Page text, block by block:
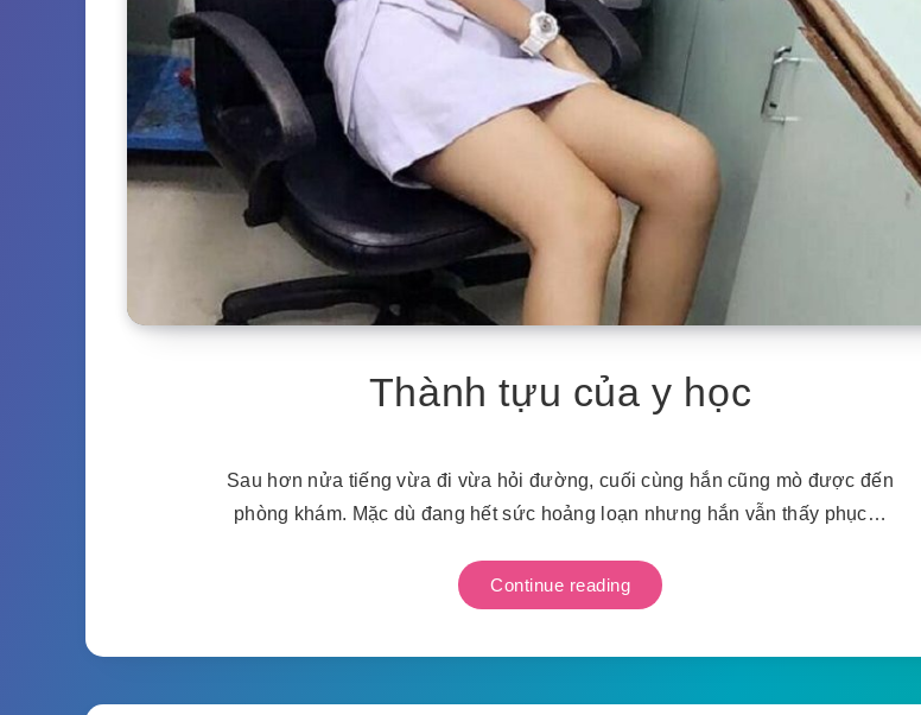
Thành tựu của y học
Sau hơn nửa tiếng vừa đi vừa hỏi đường, cuối cùng hắn cũng mò được đến
phòng khám. Mặc dù đang hết sức hoảng loạn nhưng hắn vẫn thấy phục…
Continue reading